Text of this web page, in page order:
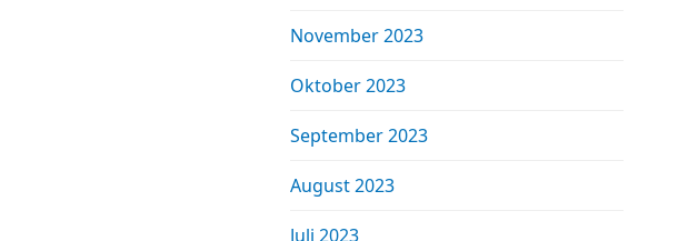
November 2023
Oktober 2023
September 2023
August 2023
Juli 2023